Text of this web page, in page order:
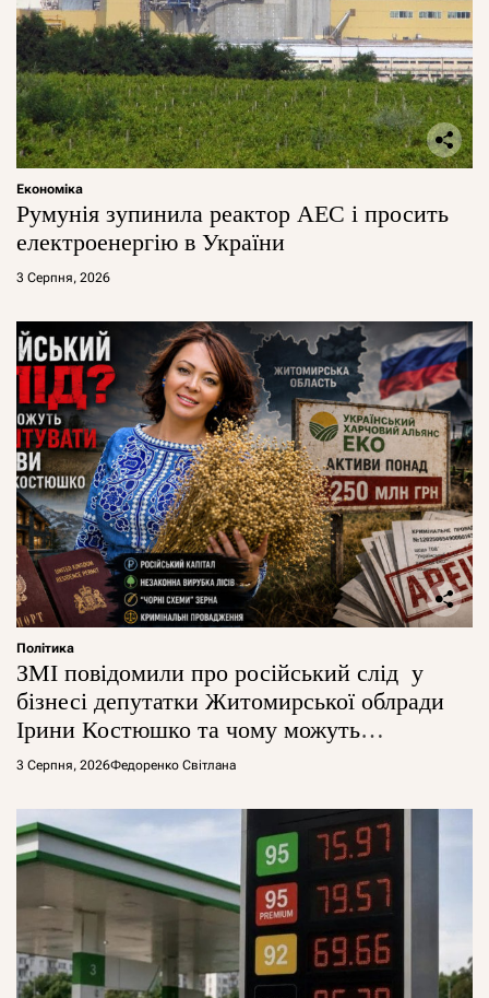
Економіка
Румунія зупинила реактор АЕС і просить
електроенергію в України
3 Серпня, 2026
Політика
ЗМІ повідомили про російський слід у
бізнесі депутатки Житомирської облради
Ірини Костюшко та чому можуть
арештувати її активи
3 Серпня, 2026Федоренко Світлана